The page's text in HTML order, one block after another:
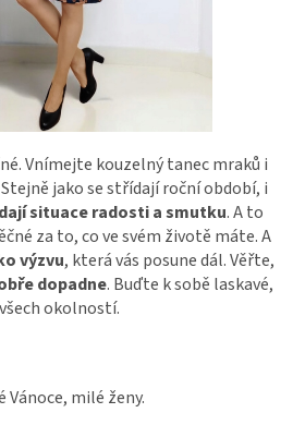
Vnímejte kouzelný tanec mraků i
jako se střídají roční období, i
situace radosti a smutku. A to
za to, co ve svém životě máte. A
výzvu, která vás posune dál. Věřte,
dopadne. Buďte k sobě laskavé,
okolností.
Vánoce, milé ženy.